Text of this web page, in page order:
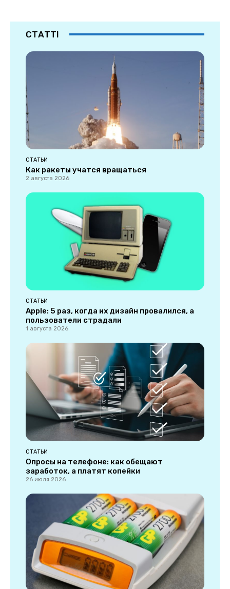
СТАТТІ
СТАТЬИ
Как ракеты учатся вращаться
2 августа 2026
СТАТЬИ
Apple: 5 раз, когда их дизайн провалился, а
пользователи страдали
1 августа 2026
СТАТЬИ
Опросы на телефоне: как обещают
заработок, а платят копейки
26 июля 2026